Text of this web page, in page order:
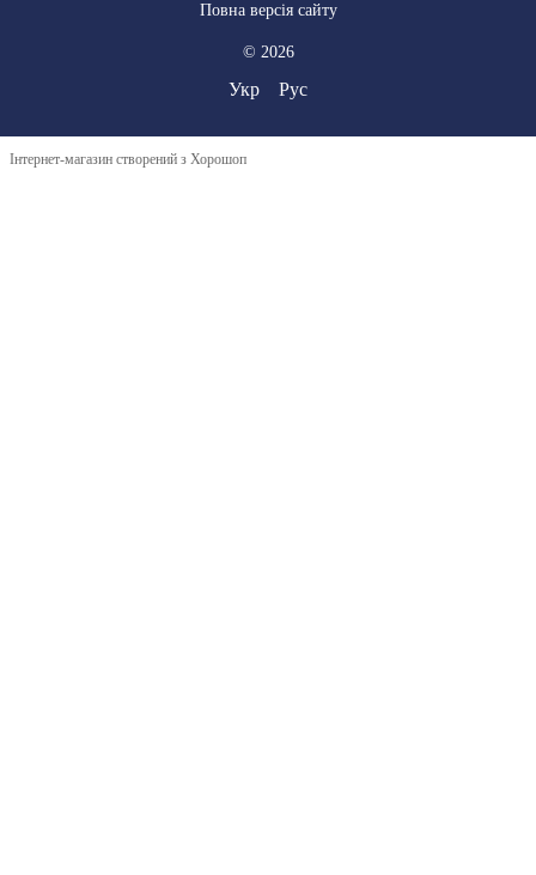
Повна версія сайту
© 2026
Укр Рус
Інтернет-магазин створений з Хорошоп